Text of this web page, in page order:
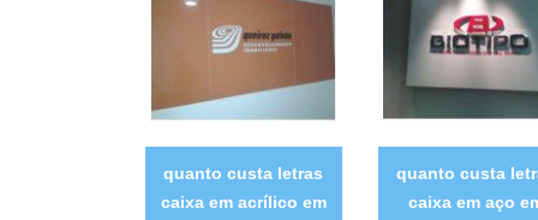
quanto custa letras
caixa em acrílico em
quanto custa
caixa em aço